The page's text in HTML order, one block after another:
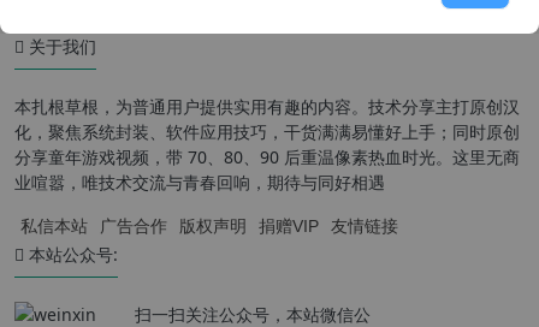
关于我们
本扎根草根，为普通用户提供实用有趣的内容。技术分享主打原创汉
化，聚焦系统封装、软件应用技巧，干货满满易懂好上手；同时原创
分享童年游戏视频，带 70、80、90 后重温像素热血时光。这里无商
业喧嚣，唯技术交流与青春回响，期待与同好相遇
私信本站 广告合作 版权声明 捐赠VIP 友情链接
本站公众号:
扫一扫关注公众号，本站微信公